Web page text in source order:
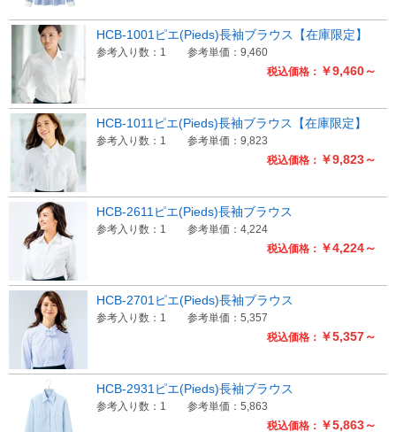
税込価格： ￥9,460～
HCB-1001ピエ(Pieds)長袖ブラウス【在庫限定】
参考入り数：1 参考単価：9,460
税込価格： ￥9,823～
HCB-1011ピエ(Pieds)長袖ブラウス【在庫限定】
参考入り数：1 参考単価：9,823
税込価格： ￥4,224～
HCB-2611ピエ(Pieds)長袖ブラウス
参考入り数：1 参考単価：4,224
税込価格： ￥5,357～
HCB-2701ピエ(Pieds)長袖ブラウス
参考入り数：1 参考単価：5,357
税込価格： ￥5,863～
HCB-2931ピエ(Pieds)長袖ブラウス
参考入り数：1 参考単価：5,863